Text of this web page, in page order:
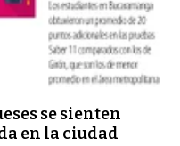
se sienten
en la ciudad